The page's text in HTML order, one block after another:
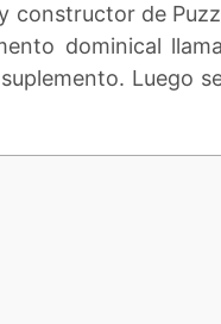
constructor de
dominical
Luego